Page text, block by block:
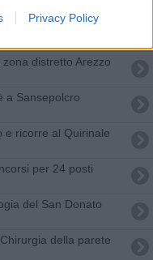
Privacy Policy
la robotica
distretto Arezzo
a Sansepolcro
e ricorre al Quirinale
per 24 posti
del San Donato
della parete